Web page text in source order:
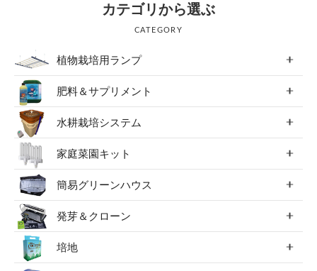
カテゴリから選ぶ
CATEGORY
植物栽培用ランプ
肥料＆サプリメント
水耕栽培システム
家庭菜園キット
簡易グリーンハウス
発芽＆クローン
培地